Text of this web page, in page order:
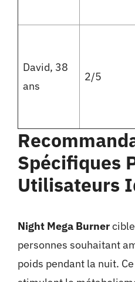
David, 38
ans
2/5
Spécifiques
Utilisateurs
Night Mega Burner
personnes souhaitant
poids pendant la nuit.